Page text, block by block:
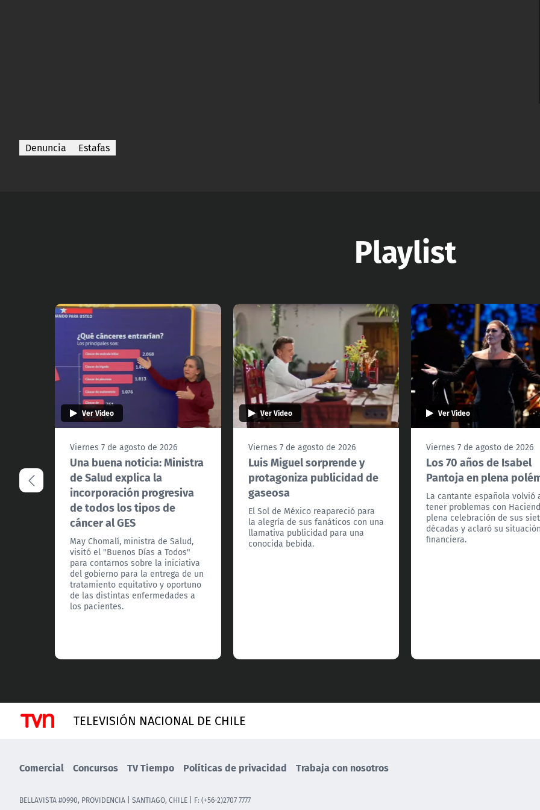
Denuncia Estafas
Playlist
Ver Video
Viernes 7 de agosto de 2026
Una buena noticia: Ministra
de Salud explica la
incorporación progresiva
de todos los tipos de
cáncer al GES
May Chomalí, ministra de Salud,
visitó el "Buenos Días a Todos"
para contarnos sobre la iniciativa
del gobierno para la entrega de un
tratamiento equitativo y oportuno
de las distintas enfermedades a
los pacientes.
Ver Video
Viernes 7 de agosto de 2026
Luis Miguel sorprende y
protagoniza publicidad de
gaseosa
El Sol de México reapareció para
la alegría de sus fanáticos con una
llamativa publicidad para una
conocida bebida.
Ver Video
Viernes 7 de agosto de 2026
Los 70 años de Isabel
Pantoja en plena
La cantante española volvió
tener problemas con
plena celebración de sus
décadas y aclaró su situación
financiera.
TELEVISIÓN NACIONAL DE CHILE
Comercial Concursos TV Tiempo Políticas de privacidad Trabaja con nosotros
BELLAVISTA #0990, PROVIDENCIA | SANTIAGO, CHILE | F: (+56-2)2707 7777